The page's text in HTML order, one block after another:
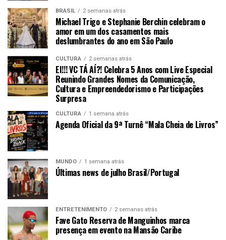
BRASIL 2 semanas atrás
Michael Trigo e Stephanie Berchin celebram o
amor em um dos casamentos mais
deslumbrantes do ano em São Paulo
CULTURA 2 semanas atrás
EI!!! VC TÁ AÍ?! Celebra 5 Anos com Live Especial
Reunindo Grandes Nomes da Comunicação,
Cultura e Empreendedorismo e Participações
Surpresa
CULTURA 1 semana atrás
Agenda Oficial da 9ª Turnê “Mala Cheia de Livros”
MUNDO 1 semana atrás
Últimas news de julho Brasil/Portugal
ENTRETENIMENTO 2 semanas atrás
Fave Gato Reserva de Manguinhos marca
presença em evento na Mansão Caribe